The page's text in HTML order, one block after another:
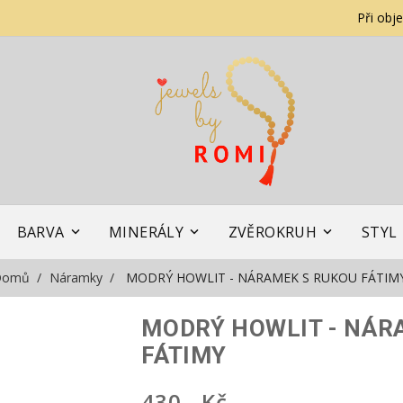
Při
BARVA MINERÁLY ZVĚROKRUH STYL
Náramky MODRÝ HOWLIT - NÁRAMEK S RUKOU
MODRÝ HOWLIT -
FÁTIMY